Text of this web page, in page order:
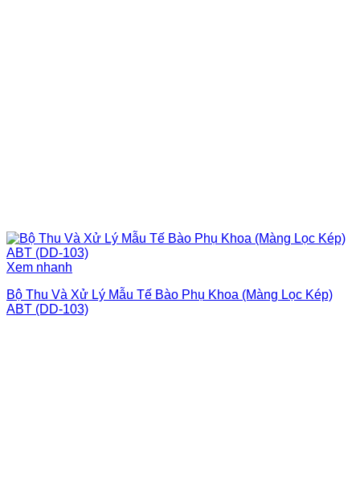
Xem nhanh
Bộ Thu Và Xử Lý Mẫu Tế Bào Phụ Khoa (Màng Lọc Kép)
ABT (DD-103)